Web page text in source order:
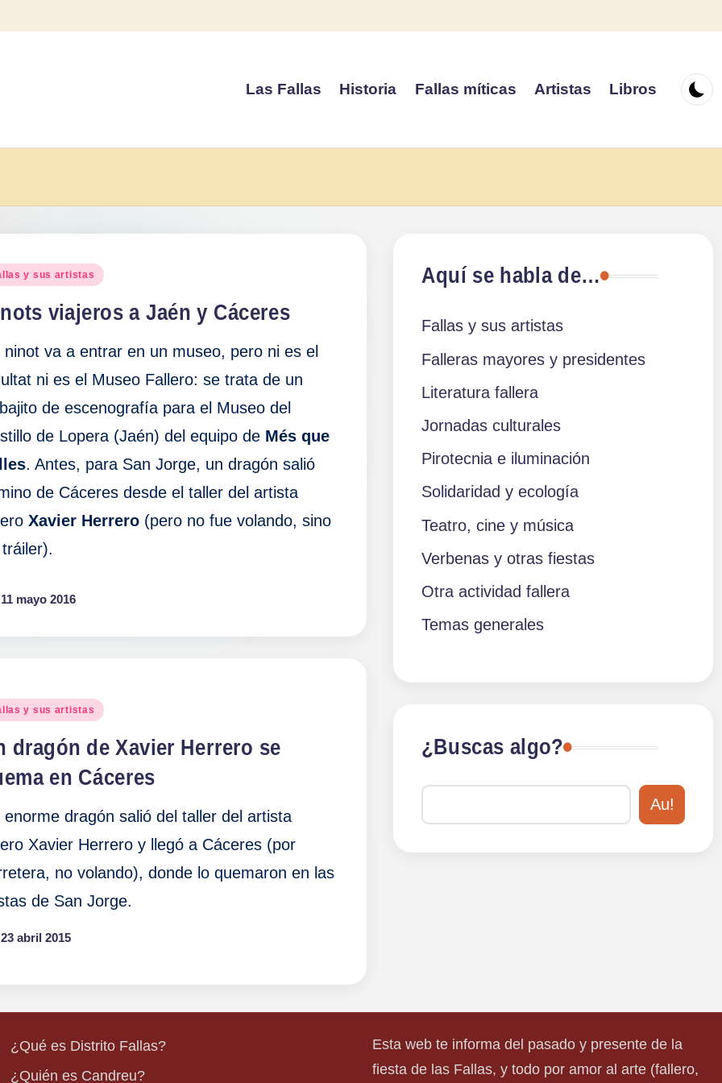
Las Fallas Historia Fallas míticas Artistas Libros
y sus artistas
viajeros a Jaén y Cáceres
ninot va a entrar en un museo, pero ni es el
ni es el Museo Fallero: se trata de un
de escenografía para el Museo del
de Lopera (Jaén) del equipo de Més que
. Antes, para San Jorge, un dragón salió
de Cáceres desde el taller del artista
Xavier Herrero (pero no fue volando, sino
11 mayo 2016
y sus artistas
dragón de Xavier Herrero se
en Cáceres
enorme dragón salió del taller del artista
Xavier Herrero y llegó a Cáceres (por
no volando), donde lo quemaron en las
de San Jorge.
23 abril 2015
Aquí se habla de…
Fallas y sus artistas
Falleras mayores y presidentes
Literatura fallera
Jornadas culturales
Pirotecnia e iluminación
Solidaridad y ecología
Teatro, cine y música
Verbenas y otras fiestas
Otra actividad fallera
Temas generales
¿Buscas algo?
Au!
¿Qué es Distrito Fallas?
¿Quién es Candreu?
Esta web te informa del pasado y presente de la
fiesta de las Fallas, y todo por amor al arte (fallero,